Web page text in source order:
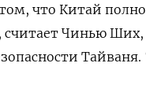
что Китай
считает Чинью Ших,
Тайваня.